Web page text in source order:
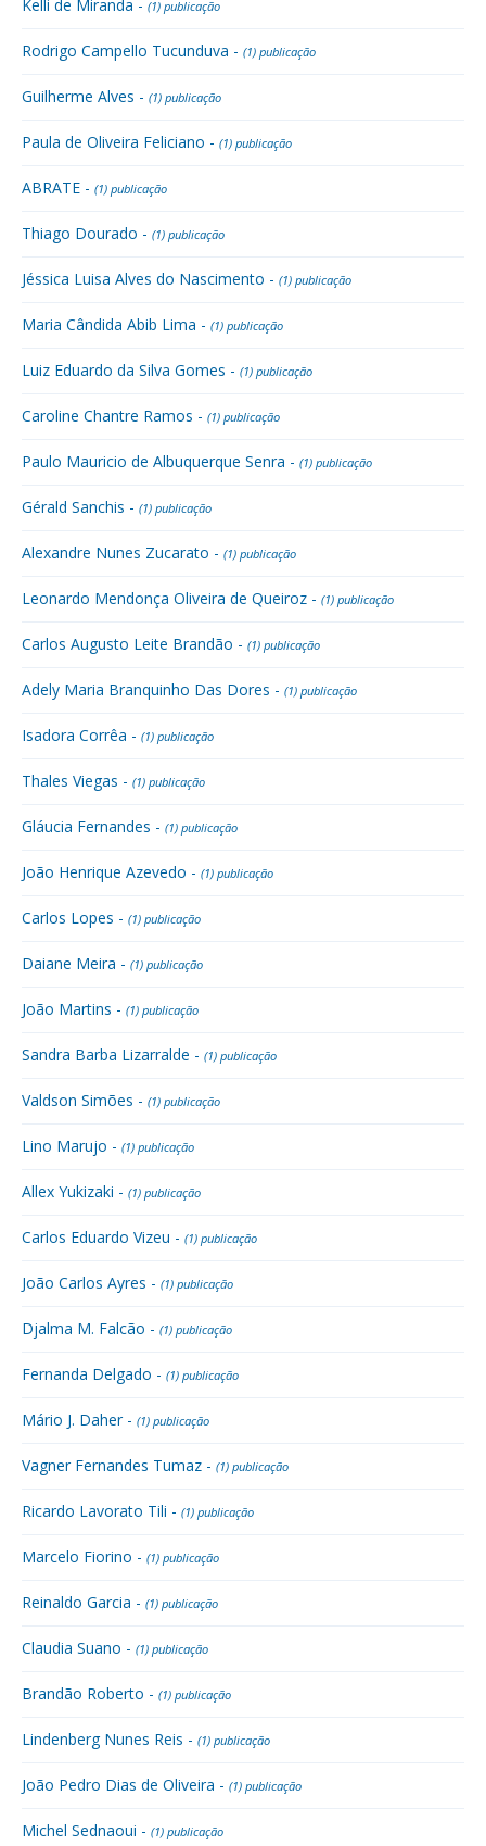
Kelli de Miranda - (1) publicação
Rodrigo Campello Tucunduva - (1) publicação
Guilherme Alves - (1) publicação
Paula de Oliveira Feliciano - (1) publicação
ABRATE - (1) publicação
Thiago Dourado - (1) publicação
Jéssica Luisa Alves do Nascimento - (1) publicação
Maria Cândida Abib Lima - (1) publicação
Luiz Eduardo da Silva Gomes - (1) publicação
Caroline Chantre Ramos - (1) publicação
Paulo Mauricio de Albuquerque Senra - (1) publicação
Gérald Sanchis - (1) publicação
Alexandre Nunes Zucarato - (1) publicação
Leonardo Mendonça Oliveira de Queiroz - (1) publicação
Carlos Augusto Leite Brandão - (1) publicação
Adely Maria Branquinho Das Dores - (1) publicação
Isadora Corrêa - (1) publicação
Thales Viegas - (1) publicação
Gláucia Fernandes - (1) publicação
João Henrique Azevedo - (1) publicação
Carlos Lopes - (1) publicação
Daiane Meira - (1) publicação
João Martins - (1) publicação
Sandra Barba Lizarralde - (1) publicação
Valdson Simões - (1) publicação
Lino Marujo - (1) publicação
Allex Yukizaki - (1) publicação
Carlos Eduardo Vizeu - (1) publicação
João Carlos Ayres - (1) publicação
Djalma M. Falcão - (1) publicação
Fernanda Delgado - (1) publicação
Mário J. Daher - (1) publicação
Vagner Fernandes Tumaz - (1) publicação
Ricardo Lavorato Tili - (1) publicação
Marcelo Fiorino - (1) publicação
Reinaldo Garcia - (1) publicação
Claudia Suano - (1) publicação
Brandão Roberto - (1) publicação
Lindenberg Nunes Reis - (1) publicação
João Pedro Dias de Oliveira - (1) publicação
Michel Sednaoui - (1) publicação